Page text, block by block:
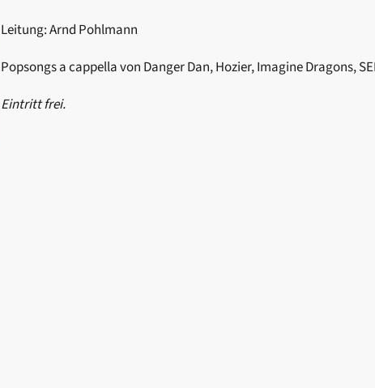
Leitung: Arnd Pohlmann
Popsongs a cappella von Danger Dan, Hozier, Imagine Dragons,
Eintritt frei.